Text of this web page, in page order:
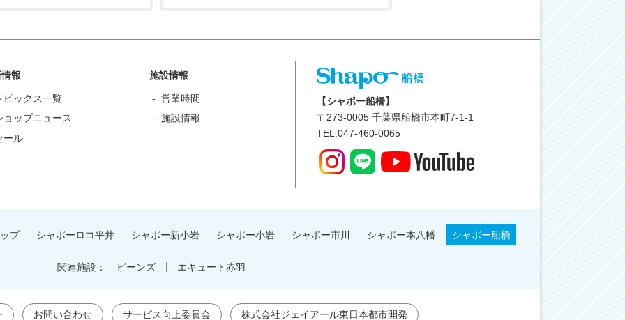
報
ピックス一覧
ョップニュース
ール
施設情報
営業時間
施設情報
【シャポー船橋】
〒 273-0005 千葉県船橋市本町7-1-1
TEL:047-460-0065
プ シャポーロコ平井 シャポー新小岩 シャポー小岩 シャポー市川 シャポー本八幡 シャポー船橋
関連施設： ビーンズ エキュート赤羽
お問い合わせ サービス向上委員会 株式会社ジェイアール東日本都市開発